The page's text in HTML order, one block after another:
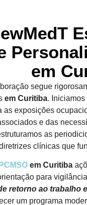
em
segue
em Curitiba.
as exposições
e das
as
clínicas que
PCMSO em Curitiba
para
retorno ao trabalho
um programa